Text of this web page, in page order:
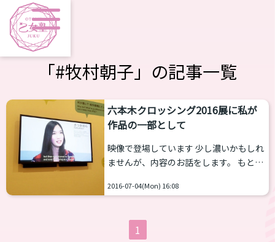
「#牧村朝子」の記事一覧
六本木クロッシング2016展に私が
作品の一部として
映像で登場しています 少し濃いかもしれ
ませんが、内容のお話をします。 もとも
きむぅ）が主軸の、同性間でもし子供を
のアート作品 「（Im）possible Baby」
「実現（不）可能な子ども」 という作品
2016-07-04(Mon) 16:08
1